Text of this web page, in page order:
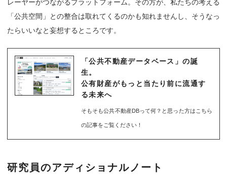
レーヤーがつながるプラットフォーム。その方が、私たちの考える
「公共空間」との整合は取れてくるのかも知れませんし、そうなっ
たらいいなと妄想するところです。
「公共不動産データベース」の誕
生。
公有財産がもっと当たり前に流通す
る未来へ
そもそも公共不動産DBって何？と思った方はこちら
の記事をご覧ください！
研究員のアディショナルノート